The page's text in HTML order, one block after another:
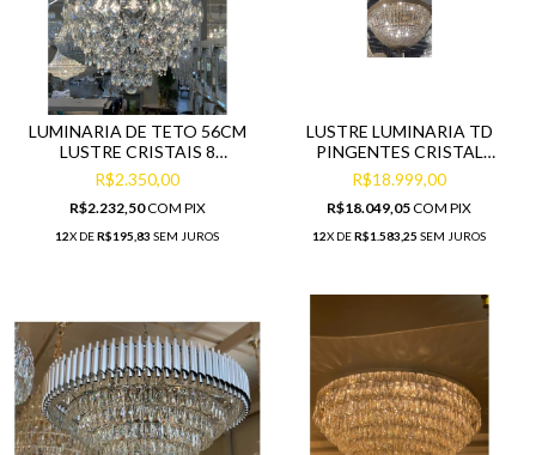
LUMINARIA DE TETO 56CM
LUSTRE CRISTAIS 8
LAMPADAS
R$2.350,00
R$2.232,50COM PIX
12X DER$195,83 SEM JUROS
LUSTRE LUMINARIA TD
PINGENTES CRISTAL
ACABAMENTO DOURADO
R$18.999,00
R$18.049,05COM PIX
12X DER$1.583,25 SEM JUROS